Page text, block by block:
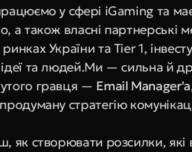
у сфері iGaming та
а також власні
України та Tier 1,
ідеї та людей.Ми — сильна й
гравця — Email Manager'а
стратегію
як створювати розсилки, які